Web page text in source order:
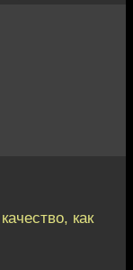
как